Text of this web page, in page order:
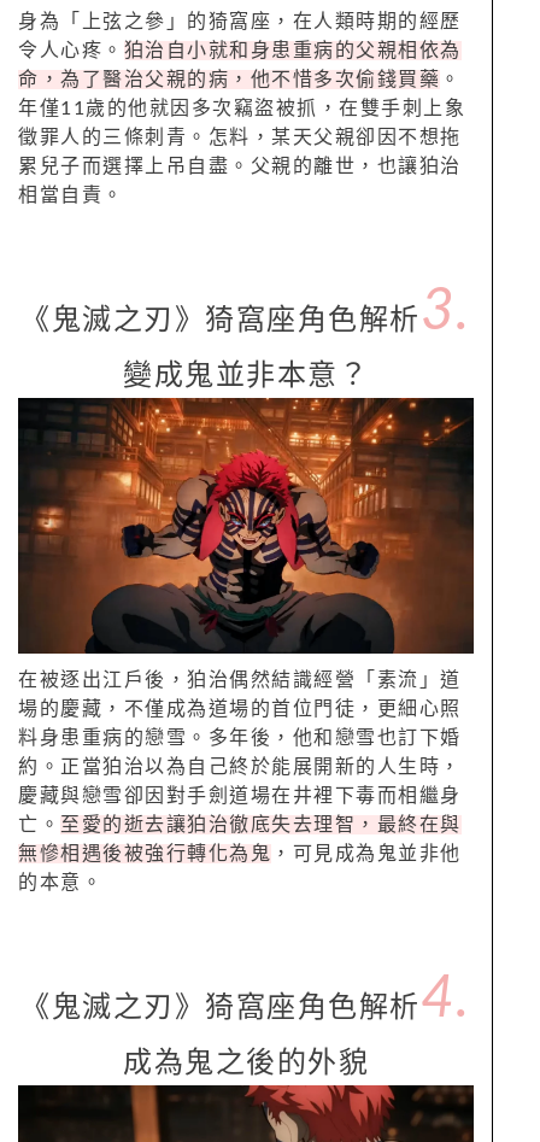
身為「上弦之參」的猗窩座，在人類時期的經歷
令人心疼。 狛治自小就和身患重病的父親相依為
命，為了醫治父親的病，他不惜多次偷錢買藥 。
年僅11歲的他就因多次竊盜被抓，在雙手刺上象
徵罪人的三條刺青。怎料，某天父親卻因不想拖
累兒子而選擇上吊自盡。父親的離世，也讓狛治
相當自責。
《鬼滅之刃》猗窩座角色解析 3.
變成鬼並非本意？
在被逐出江戶後，狛治偶然結識經營「素流」道
場的慶藏，不僅成為道場的首位門徒，更細心照
料身患重病的戀雪。多年後，他和戀雪也訂下婚
約。正當狛治以為自己終於能展開新的人生時，
慶藏與戀雪卻因對手劍道場在井裡下毒而相繼身
亡。 至愛的逝去讓狛治徹底失去理智，最終在與
無慘相遇後被強行轉化為鬼 ，可見成為鬼並非他
的本意。
《鬼滅之刃》猗窩座角色解析4.
成為鬼之後的外貌